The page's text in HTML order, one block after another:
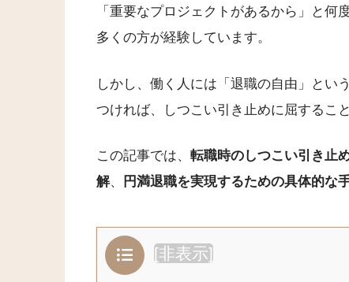
「重要なプロジェクトがあるから」と
多くの方が経験しています。
しかし、働く人には「退職の自由」とい
つければ、しつこい引き止めに屈するこ
この記事では、 転職時のしつこい引き止
解、 円満退職を実現するための具体的な
[非表示]